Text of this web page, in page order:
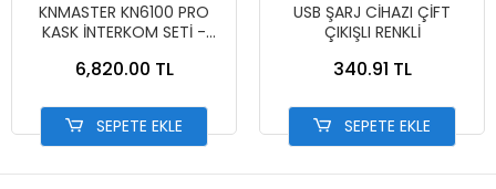
KNMASTER KN6100 PRO
KASK İNTERKOM SETİ -
6,820.00 TL
SEPETE EKLE
USB ŞARJ CİHAZI ÇİFT
ÇIKIŞLI RENKLİ
340.91 TL
SEPETE EKLE